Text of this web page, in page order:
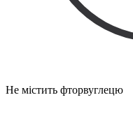
Не містить фторвуглецю